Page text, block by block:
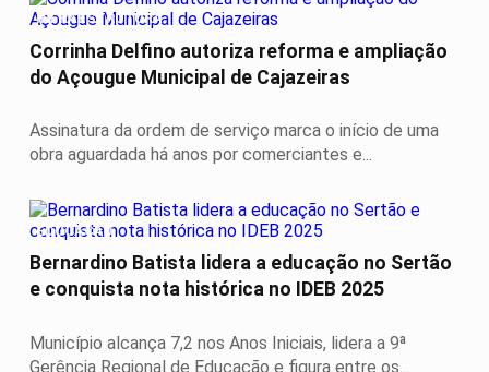
INFRAESTRUTURA
Corrinha Delfino autoriza reforma e ampliação
do Açougue Municipal de Cajazeiras
Assinatura da ordem de serviço marca o início de uma
obra aguardada há anos por comerciantes e...
EDUCAÇÃO
Bernardino Batista lidera a educação no Sertão
e conquista nota histórica no IDEB 2025
Município alcança 7,2 nos Anos Iniciais, lidera a 9ª
Gerência Regional de Educação e figura entre os...